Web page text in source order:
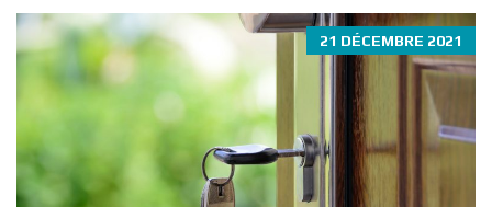
21 DÉCEMBRE 2021